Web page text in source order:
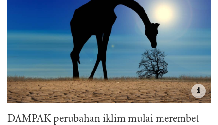
DAMPAK perubahan iklim mulai merembet